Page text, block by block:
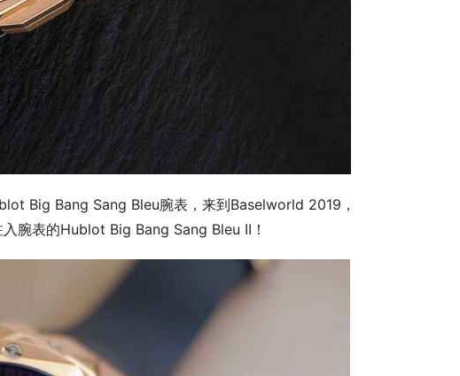
Big Bang Sang Bleu腕表，来到Baselworld 2019，
腕表的Hublot Big Bang Sang Bleu II！